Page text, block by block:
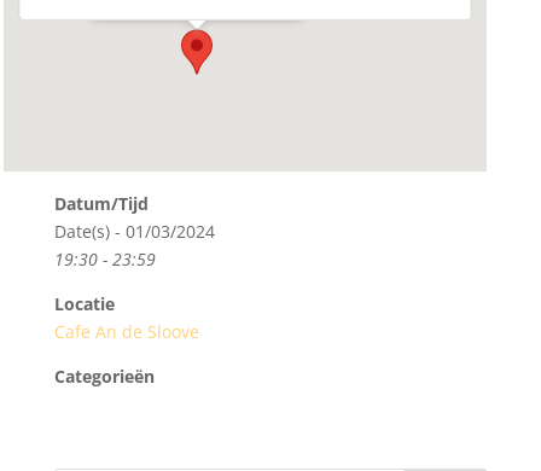
Datum/Tijd
Date(s) - 01/03/2024
19:30 - 23:59
Locatie
Cafe An de Sloove
Categorieën